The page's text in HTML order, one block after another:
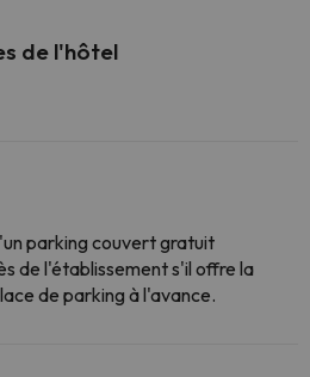
de l'hôtel
parking couvert gratuit
de l'établissement s'il offre la
de parking à l'avance.